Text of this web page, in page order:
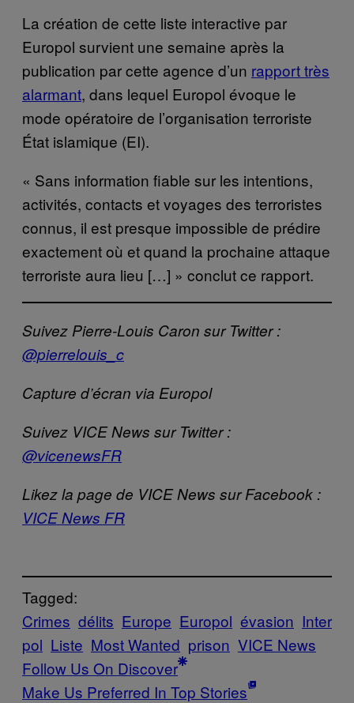
La création de cette liste interactive par
Europol survient une semaine après la
publication par cette agence d’un rapport très
alarmant, dans lequel Europol évoque le
mode opératoire de l’organisation terroriste
État islamique (EI).
« Sans information fiable sur les intentions,
activités, contacts et voyages des terroristes
connus, il est presque impossible de prédire
exactement où et quand la prochaine attaque
terroriste aura lieu […] » conclut ce rapport.
Suivez Pierre-Louis Caron sur Twitter :
@pierrelouis_c
Capture d’écran via Europol
Suivez VICE News sur Twitter :
@vicenewsFR
Likez la page de VICE News sur Facebook :
VICE News FR
Tagged:
Crimes délits Europe Europol évasion Inter
pol Liste Most Wanted prison VICE News
Follow Us On Discover
Make Us Preferred In Top Stories